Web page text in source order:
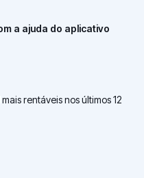
a ajuda do aplicativo
rentáveis nos últimos 12